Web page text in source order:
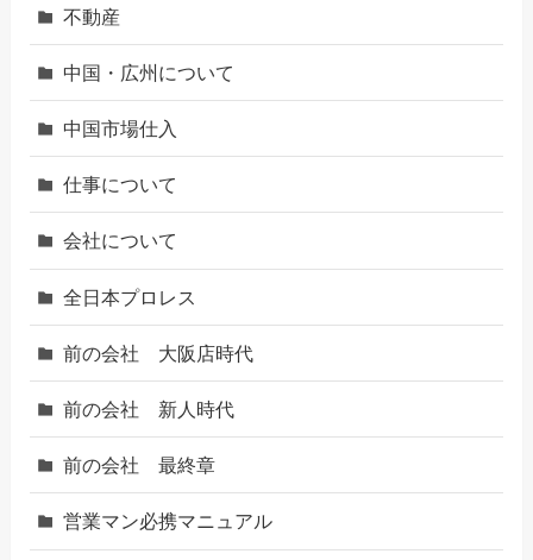
不動産
中国・広州について
中国市場仕入
仕事について
会社について
全日本プロレス
前の会社 大阪店時代
前の会社 新人時代
前の会社 最終章
営業マン必携マニュアル